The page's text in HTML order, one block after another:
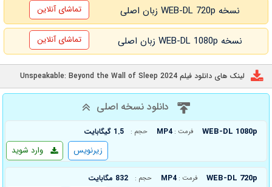
نسخه WEB-DL 720p زبان اصلی تماشای آنلاین
نسخه WEB-DL 1080p زبان اصلی تماشای آنلاین
لینک های دانلود فیلم Unspeakable: Beyond the Wall of Sleep 2024
دانلود نسخه اصلی
WEB-DL 1080p فرمت : MP4 حجم : 1.5 گیگابایت
وارد شوید زیرنویس
WEB-DL 720p فرمت : MP4 حجم : 832 مگابایت